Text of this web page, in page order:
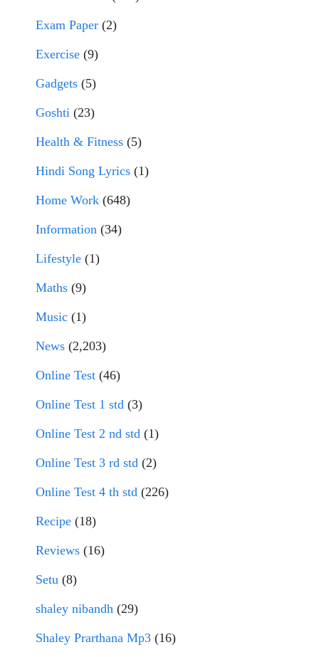
Exam Paper (2)
Exercise (9)
Gadgets (5)
Goshti (23)
Health & Fitness (5)
Hindi Song Lyrics (1)
Home Work (648)
Information (34)
Lifestyle (1)
Maths (9)
Music (1)
News (2,203)
Online Test (46)
Online Test 1 std (3)
Online Test 2 nd std (1)
Online Test 3 rd std (2)
Online Test 4 th std (226)
Recipe (18)
Reviews (16)
Setu (8)
shaley nibandh (29)
Shaley Prarthana Mp3 (16)